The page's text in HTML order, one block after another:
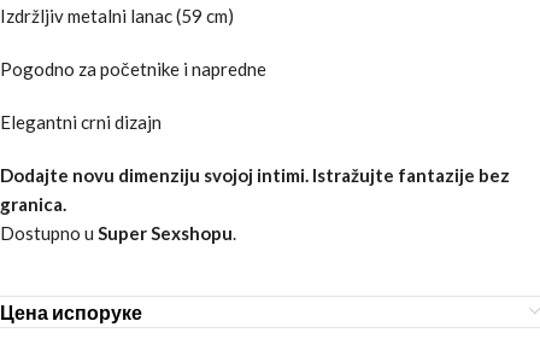
Izdržljiv metalni lanac (59 cm)
Pogodno za početnike i napredne
Elegantni crni dizajn
Dodajte novu dimenziju svojoj intimi. Istražujte fantazije bez
granica.
Dostupno u Super Sexshopu.
Цена испоруке